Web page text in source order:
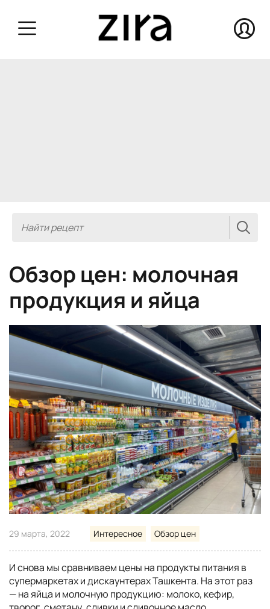
Обзор цен: молочная
продукция и яйца
29 марта, 2022 Интересное Обзор цен
И снова мы сравниваем цены на продукты питания в
супермаркетах и дискаунтерах Ташкента. На этот раз
— на яйца и молочную продукцию: молоко, кефир,